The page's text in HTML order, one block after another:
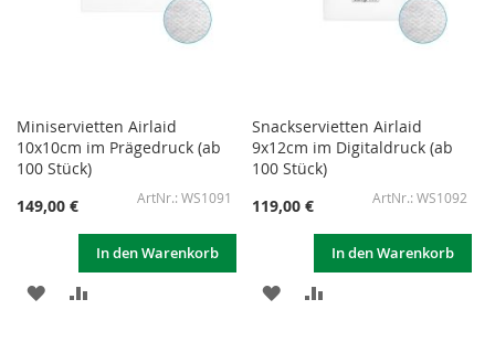
Miniservietten Airlaid
10x10cm im Prägedruck (ab
100 Stück)
149,00 €
WS1091
In den Warenkorb
ZUR
Snackservietten Airlaid
9x12cm im Digitaldruck (ab
100 Stück)
119,00 €
WS1092
In den Warenkorb
ZUR